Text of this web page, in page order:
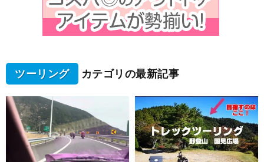
ツーリング カテゴリの最新記事